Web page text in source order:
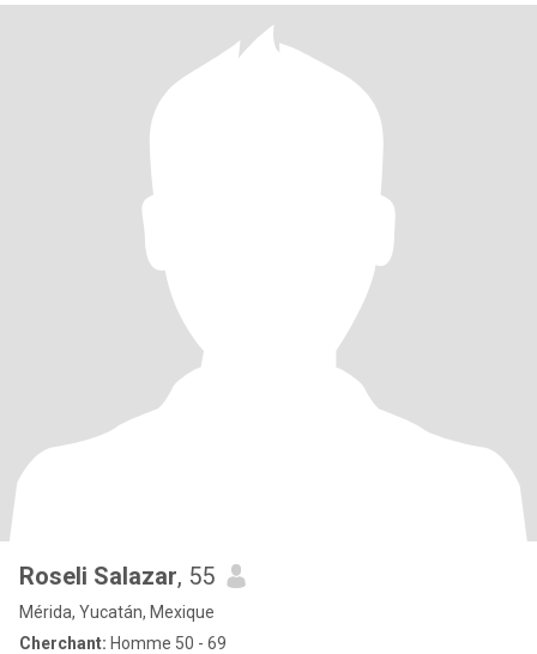
Roseli Salazar, 55
Mérida, Yucatán, Mexique
Cherchant: Homme 50 - 69